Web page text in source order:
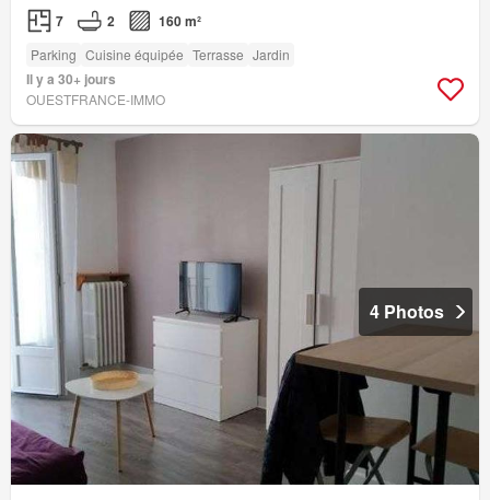
7 2 160 m²
Parking Cuisine équipée Terrasse Jardin
Il y a 30+ jours
OUESTFRANCE-IMMO
4 Photos